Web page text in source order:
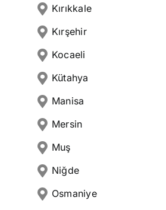
Kırıkkale
Kırşehir
Kocaeli
Kütahya
Manisa
Mersin
Muş
Niğde
Osmaniye